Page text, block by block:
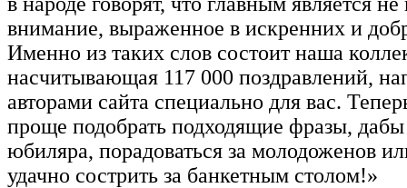
внимание, выраженное в искренних и
Именно из таких слов состоит наша
насчитывающая 117 000 поздравлений,
авторами сайта специально для вас.
проще подобрать подходящие фразы, дабы
юбиляра, порадоваться за молодоженов
удачно сострить за банкетным столом!»